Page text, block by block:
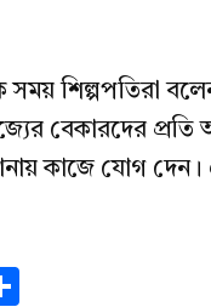
শিল্পপতিরা বলেন
বেকারদের
কাজে যোগ